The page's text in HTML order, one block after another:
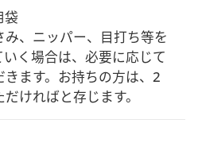
袋
、ニッパー、目打ち等を
く場合は、必要に応じて
ます。お持ちの方は、2
ければと存じます。